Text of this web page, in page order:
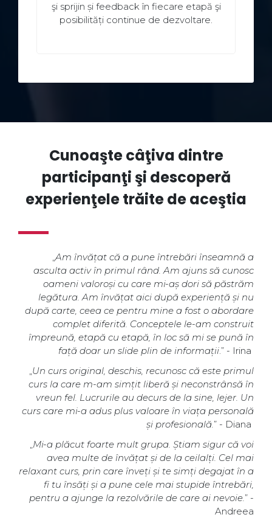
şi sprijin și feedback în fiecare etapă şi
posibilități continue de dezvoltare.
Cunoaşte câţiva dintre
participanţi şi descoperă
experienţele trăite de aceştia
Am învățat că a pune întrebări înseamnă a
asculta activ în primul rând. Am ajuns să cunosc
oameni valoroși cu care mi-aș dori să păstrăm
legătura. Am învățat aici după experiență și nu
după carte, ceea ce pentru mine a fost o abordare
complet diferită. Conceptele le-am construit
împreună, etapă cu etapă, în loc să mi se pună în
față doar un slide plin de informații .” - Irina
„Un curs original, deschis, recunosc că este primul
curs la care m-am simțit liberă și neconstrânsă în
vreun fel. Lucrurile au decurs de la sine, lejer. Un
curs care mi-a adus plus valoare în viața personală
și profesională.” - Diana
„Mi-a plăcut foarte mult grupa. Știam sigur că voi
avea multe de învățat și de la ceilalți. Cel mai
relaxant curs, prin care înveți și te simți degajat în a
fi tu însăți și a pune cele mai stupide întrebări,
pentru a ajunge la rezolvările de care ai nevoie.” -
Andreea